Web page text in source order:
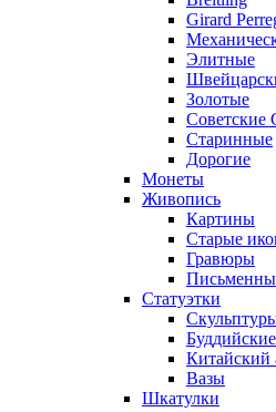
Girard
Элитные
Золотые
Старинные
Дорогие
Монеты
Живопись
Картины
Старые
Гравюры
Статуэтки
Китайский
Вазы
Шкатулки